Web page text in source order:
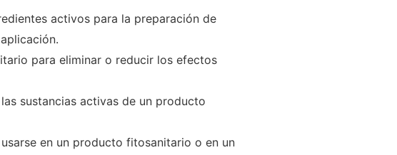
activos para la prepara­ción de
para eliminar o reducir los efectos
sustancias activas de un producto
en un producto fitosanitario o en un